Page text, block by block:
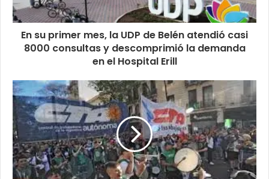
En su primer mes, la UDP de Belén atendió casi
8000 consultas y descomprimió la demanda
en el Hospital Erill